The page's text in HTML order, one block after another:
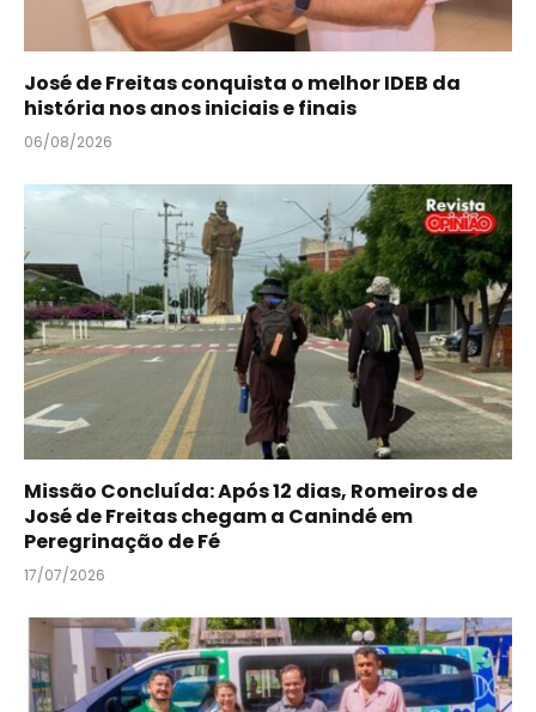
José de Freitas conquista o melhor IDEB da
história nos anos iniciais e finais
06/08/2026
Missão Concluída: Após 12 dias, Romeiros de
José de Freitas chegam a Canindé em
Peregrinação de Fé
17/07/2026